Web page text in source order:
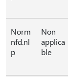
Norm
nfd.nl
p
Non
applica
ble